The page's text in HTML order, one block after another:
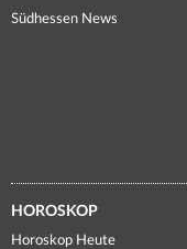
Südhessen News
HOROSKOP
Horoskop Heute